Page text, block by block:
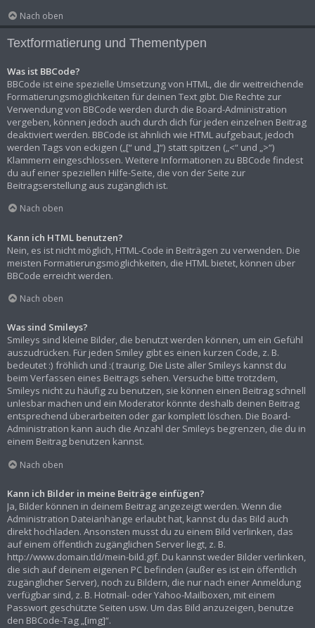
Nach oben
Textformatierung und Thementypen
Was ist BBCode?
BBCode ist eine spezielle Umsetzung von HTML, die dir weitreichende
Formatierungsmöglichkeiten für deinen Text gibt. Die Rechte zur
Verwendung von BBCode werden durch die Board-Administration
vergeben, können jedoch auch durch dich für jeden einzelnen Beitrag
deaktiviert werden. BBCode ist ähnlich wie HTML aufgebaut, jedoch
werden Tags von eckigen („[“ und „]“) statt spitzen („<“ und „>“)
Klammern eingeschlossen. Weitere Informationen zu BBCode findest
du auf einer speziellen Hilfe-Seite, die von der Seite zur
Beitragserstellung aus zugänglich ist.
Nach oben
Kann ich HTML benutzen?
Nein, es ist nicht möglich, HTML-Code in Beiträgen zu verwenden. Die
meisten Formatierungsmöglichkeiten, die HTML bietet, können über
BBCode erreicht werden.
Nach oben
Was sind Smileys?
Smileys sind kleine Bilder, die benutzt werden können, um ein Gefühl
auszudrücken. Für jeden Smiley gibt es einen kurzen Code, z. B.
bedeutet :) fröhlich und :( traurig. Die Liste aller Smileys kannst du
beim Verfassen eines Beitrags sehen. Versuche bitte trotzdem,
Smileys nicht zu häufig zu benutzen, sie können einen Beitrag schnell
unlesbar machen und ein Moderator könnte deshalb deinen Beitrag
entsprechend überarbeiten oder gar komplett löschen. Die Board-
Administration kann auch die Anzahl der Smileys begrenzen, die du in
einem Beitrag benutzen kannst.
Nach oben
Kann ich Bilder in meine Beiträge einfügen?
Ja, Bilder können in deinem Beitrag angezeigt werden. Wenn die
Administration Dateianhänge erlaubt hat, kannst du das Bild auch
direkt hochladen. Ansonsten musst du zu einem Bild verlinken, das
auf einem öffentlich zugänglichen Server liegt, z. B.
http://www.domain.tld/mein-bild.gif. Du kannst weder Bilder verlinken,
die sich auf deinem eigenen PC befinden (außer es ist ein öffentlich
zugänglicher Server), noch zu Bildern, die nur nach einer Anmeldung
verfügbar sind, z. B. Hotmail- oder Yahoo-Mailboxen, mit einem
Passwort geschützte Seiten usw. Um das Bild anzuzeigen, benutze
den BBCode-Tag „[img]“.